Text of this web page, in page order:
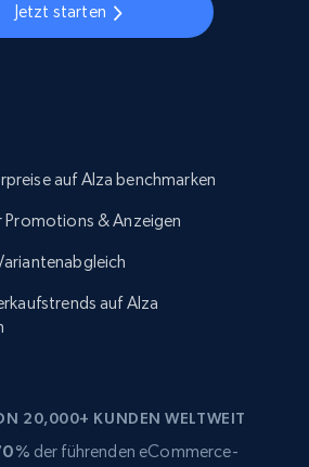
Jetzt starten
auf Alza benchmarken
Promotions & Anzeigen
auf Alza
20,000+ KUNDEN WELTWEIT
der führenden eCommerce-